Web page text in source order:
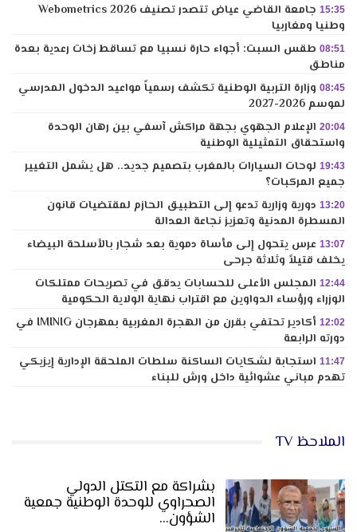
15:35
جامعة القاضي عياض تتصدر تصنيف Webometrics 2026
وطنيا ومغاربيا
08:51 طقس السبت: أجواء حارة نسبيا مع تساقط زخات رعدية بعدة
مناطق
08:45 وزارة التربية الوطنية تكشف رسمياً مواعيد الدخول المدرسي
لموسم 2026-2027
20:04 الإعلام الجهوي بجهة مراكش آسفي بين رهان الوحدة
واستحقاق التمثيلية الوطنية
19:43 لوحات السيارات بالمغرب بتصميم جديد.. هل يشمل التغيير
جميع المركبات؟
13:20 دورية وزارية تدعو إلى التطبيق الحازم لمقتضيات قانون
المسطرة المدنية وتعزيز نجاعة العدالة
13:07 عرس يتحول إلى مأساة دموية بعد شجار بالأسلحة البيضاء
يخلف قتيلاً وثلاثة جرحى
12:44 المجلس الأعلى للحسابات يدقق في تصريحات ممتلكات
الوزراء ورؤساء الدواوين مع اقتراب نهاية الولاية الحكومية
12:02
أكادير تحتفي بقرن من الهجرة المغربية بمهرجان IMINIG في
دورته الرابعة
11:47 استجابة لشكايات الساكنة سلطات الملحقة الإدارية إيزيكي
تهدم مباني عشوائية داخل ورش للبناء
الملاحظ TV
بشراكة مع التكتل الدولي
الصحراوي للوحدة الوطنية جمعية
الشؤون…